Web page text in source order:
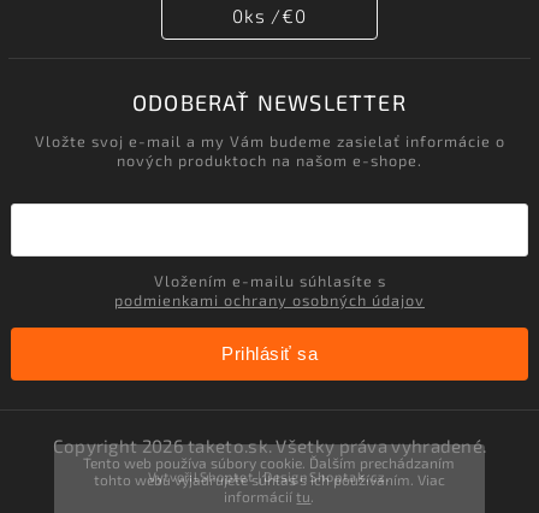
Tento web používa súbory cookie. Ďalším prechádzaním
tohto webu vyjadrujete súhlas s ich používaním. Viac
informáciítu
0ks /€0
ODOBERAŤ NEWSLETTER
Vložte svoj e-mail a my Vám budeme zasielať informácie o
nových produktoch na našom e-shope.
podmienkami ochrany osobných údajov
Prihlásiť sa
Copyright 2026taketo.sk. Všetky práva vyhradené.
VytvořilShoptet| Design Shoptak.cz.